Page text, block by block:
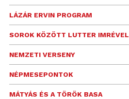
LÁZÁR ERVIN PROGRAM
SOROK KÖZÖTT LUTTER IMRÉVEL
NEMZETI VERSENY
NÉPMESEPONTOK
MÁTYÁS ÉS A TÖRÖK BASA